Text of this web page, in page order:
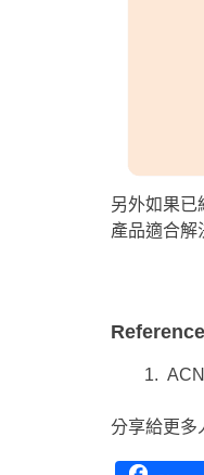
另外如果已
產品適合解
Reference
分享給更多